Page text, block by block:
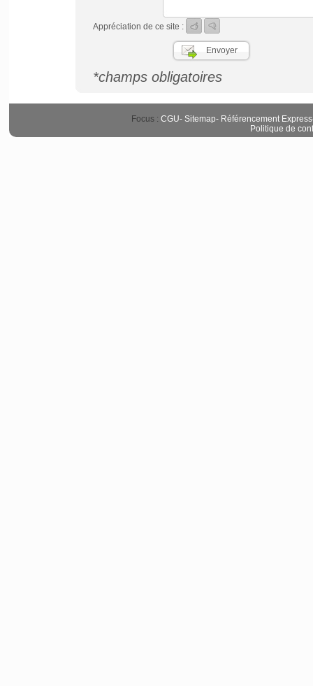
Appréciation de ce site :
*champs obligatoires
Focus : CGU- Sitemap- Référencement Express
Politique de